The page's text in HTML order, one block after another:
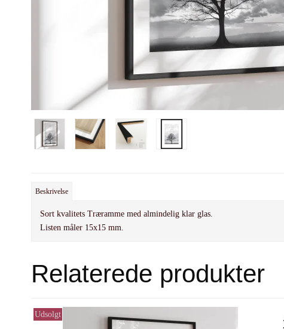
Beskrivelse
Sort kvalitets Træramme med almindelig klar glas.
Listen måler 15x15 mm.
Relaterede produkter
Udsolgt